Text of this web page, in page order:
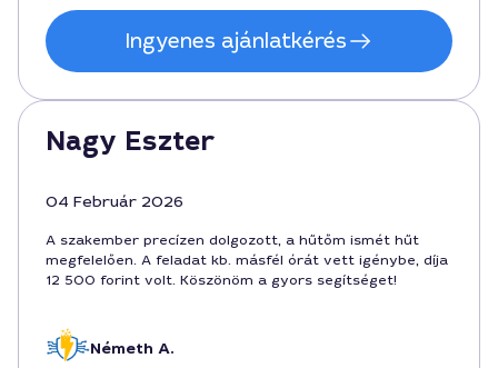
Ingyenes ajánlatkérés
Nagy Eszter
04 Február 2026
A szakember precízen dolgozott, a hűtőm ismét hűt
megfelelően. A feladat kb. másfél órát vett igénybe, díja
12 500 forint volt. Köszönöm a gyors segítséget!
Németh A.